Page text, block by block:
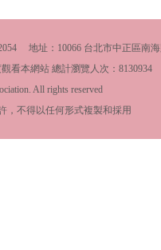
地址：10066 台北市中正區南
看本網站 總計瀏覽人次： 8130934
All rights reserved
，不得以任何形式複製和採用